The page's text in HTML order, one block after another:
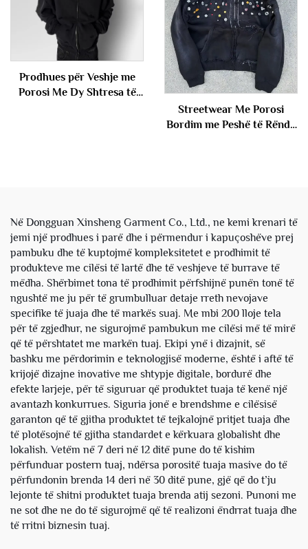
Prodhues për Veshje me
Porosi Me Dy Shtresa të
Streetwear Me Porosi
Bordim me Peshë të Rëndë
Në Dongguan Xinsheng Garment Co., Ltd., ne kemi krenari të
jemi një prodhues i parë dhe i përmendur i kapuçoshëve prej
pambuku dhe të kuptojmë kompleksitetet e prodhimit të
produkteve me cilësi të lartë dhe të veshjeve të burrave të
mëdha. Shërbimet tona të prodhimit përfshijnë punën tonë të
ngushtë me ju për të grumbulluar detaje rreth nevojave
specifike të juaja dhe të markës suaj. Me mbi 200 lloje tela
për të zgjedhur, ne sigurojmë pambukun me cilësi më të mirë
që të përshtatet me markën tuaj. Ekipi ynë i dizajnit, së
bashku me përdorimin e teknologjisë moderne, është i aftë të
krijojë dizajne inovative me shtypje digitale, bordurë dhe
efekte larjeje, për të siguruar që produktet tuaja të kenë një
avantazh konkurrues. Siguria jonë e brendshme e cilësisë
garanton që të gjitha produktet të tejkalojnë pritjet tuaja dhe
të plotësojnë të gjitha standardet e kërkuara globalisht dhe
lokalish. Vetëm në 7 deri në 12 ditë pune do të kishim
përfunduar postern tuaj, ndërsa porositë tuaja masive do të
përfundonin brenda 14 deri në 30 ditë pune, gjë që do t’ju
lejonte të shitni produktet tuaja brenda atij sezoni. Punoni me
ne sot dhe ne do të sigurojmë që të realizoni ëndrrat tuaja dhe
të rritni biznesin tuaj.